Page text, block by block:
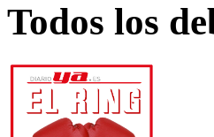
Todos los